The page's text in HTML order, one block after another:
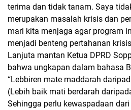
terima dan tidak tanam. Saya
merupakan masalah krisis dan
mari kita menjaga agar program
menjadi benteng pertahanan
Lanjuta mantan Ketua DPRD
bahwa ungkapan dalam bahasa
“Lebbiren mate maddarah
(Lebih baik mati berdarah
Sehingga perlu kewaspadaan